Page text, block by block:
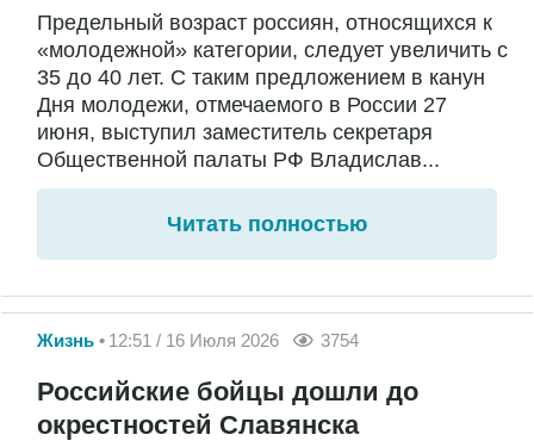
Предельный возраст россиян, относящихся к
«молодежной» категории, следует увеличить с
35 до 40 лет. С таким предложением в канун
Дня молодежи, отмечаемого в России 27
июня, выступил заместитель секретаря
Общественной палаты РФ Владислав...
Читать полностью
Жизнь 12:51 / 16 Июля 2026 3754
Российские бойцы дошли до
окрестностей Славянска